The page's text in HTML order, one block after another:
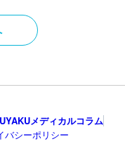
メディカルコラム
バシーポリシー